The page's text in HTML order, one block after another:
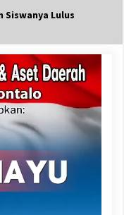
Siswanya Lulus